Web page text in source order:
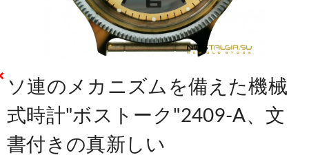
ソ連のメカニズムを備えた機械
式時計"ボストーク"2409-A、文
書付きの真新しい